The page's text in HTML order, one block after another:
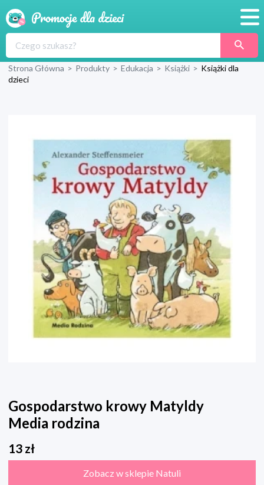
Produkty
Wyprawka
Strona Główna > Produkty > Edukacja > Książki > Książki dla
dzieci
Gospodarstwo krowy Matyldy
Media rodzina
13 zł
Zobacz w sklepie Natuli